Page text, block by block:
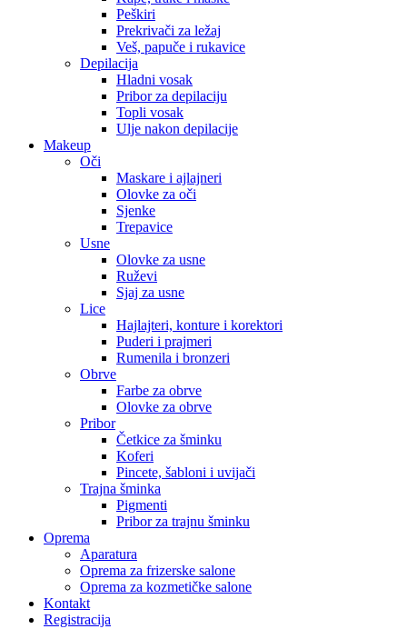
Peškiri
Prekrivači za ležaj
Veš, papuče i rukavice
Depilacija
Hladni vosak
Pribor za depilaciju
Topli vosak
Ulje nakon depilacije
Makeup
Oči
Maskare i ajlajneri
Olovke za oči
Sjenke
Trepavice
Usne
Olovke za usne
Ruževi
Sjaj za usne
Lice
Hajlajteri, konture i korektori
Puderi i prajmeri
Rumenila i bronzeri
Obrve
Farbe za obrve
Olovke za obrve
Pribor
Četkice za šminku
Koferi
Pincete, šabloni i uvijači
Trajna šminka
Pigmenti
Pribor za trajnu šminku
Oprema
Aparatura
Oprema za frizerske salone
Oprema za kozmetičke salone
Kontakt
Registracija